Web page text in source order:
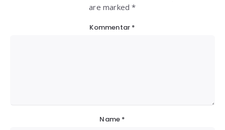
are marked *
Kommentar *
Name *